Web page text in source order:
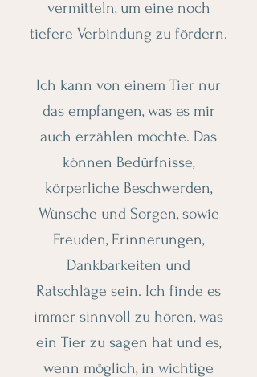
vermitteln, um eine noch
tiefere Verbindung zu fördern.
Ich kann von einem Tier nur
das empfangen, was es mir
auch erzählen möchte. Das
können Bedürfnisse,
körperliche Beschwerden,
Wünsche und Sorgen, sowie
Freuden, Erinnerungen,
Dankbarkeiten und
Ratschläge sein. Ich finde es
immer sinnvoll zu hören, was
ein Tier zu sagen hat und es,
wenn möglich, in wichtige